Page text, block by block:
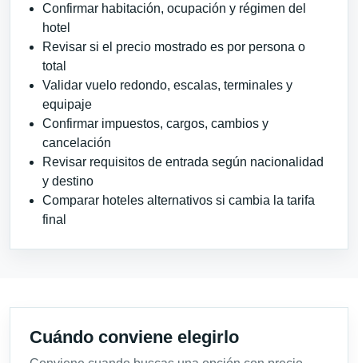
Confirmar habitación, ocupación y régimen del
hotel
Revisar si el precio mostrado es por persona o
total
Validar vuelo redondo, escalas, terminales y
equipaje
Confirmar impuestos, cargos, cambios y
cancelación
Revisar requisitos de entrada según nacionalidad
y destino
Comparar hoteles alternativos si cambia la tarifa
final
Cuándo conviene elegirlo